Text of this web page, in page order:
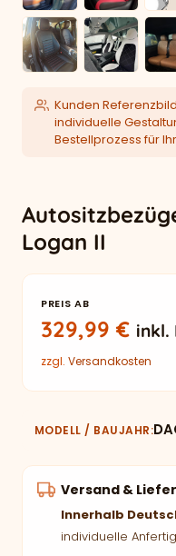
Kunden
individuelle
Bestellprozess für
Logan II
PREIS AB
329,99€ inkl.
zzgl. Versandkosten
MODELL / BAUJAHR
Versand &
Innerhalb
individuelle